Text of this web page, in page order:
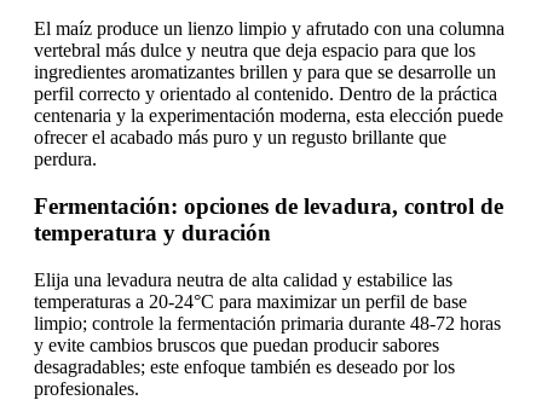
El maíz produce un lienzo limpio y afrutado con una columna
vertebral más dulce y neutra que deja espacio para que los
ingredientes aromatizantes brillen y para que se desarrolle un
perfil correcto y orientado al contenido. Dentro de la práctica
centenaria y la experimentación moderna, esta elección puede
ofrecer el acabado más puro y un regusto brillante que
perdura.
Fermentación: opciones de levadura, control de
temperatura y duración
Elija una levadura neutra de alta calidad y estabilice las
temperaturas a 20-24°C para maximizar un perfil de base
limpio; controle la fermentación primaria durante 48-72 horas
y evite cambios bruscos que puedan producir sabores
desagradables; este enfoque también es deseado por los
profesionales.